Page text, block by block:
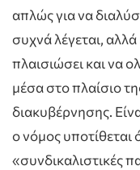
απλώς για να
συχνά λέγεται,
πλαισιώσει και να
μέσα στο πλαίσιο
διακυβέρνησης.
ο νόμος υποτίθεται
«συνδικαλιστικές